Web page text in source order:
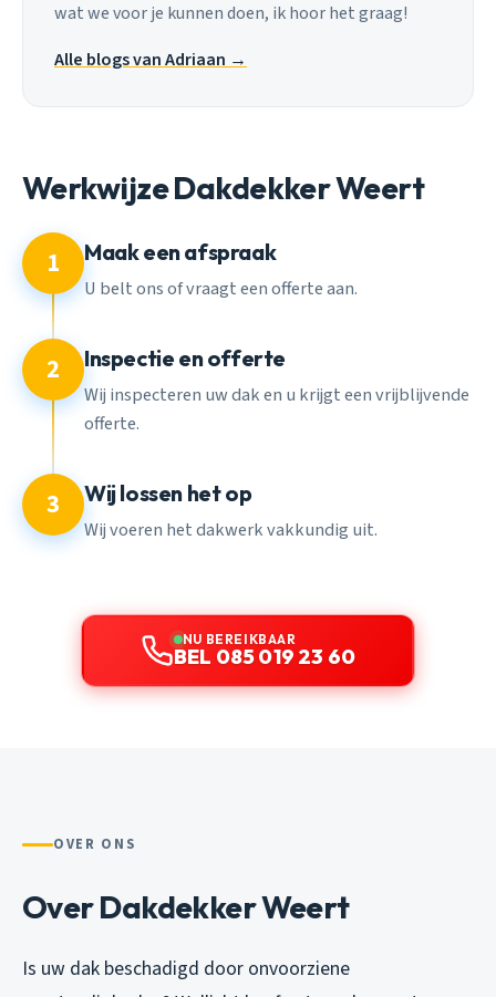
wat we voor je kunnen doen, ik hoor het graag!
Alle blogs van Adriaan →
Werkwijze Dakdekker Weert
1 Maak een afspraak
U belt ons of vraagt een offerte aan.
2 Inspectie en offerte
Wij inspecteren uw dak en u krijgt een vrijblijvende
offerte.
3 Wij lossen het op
Wij voeren het dakwerk vakkundig uit.
NU BEREIKBAAR
BEL 085 019 23 60
OVER ONS
Over Dakdekker Weert
Is uw dak beschadigd door onvoorziene